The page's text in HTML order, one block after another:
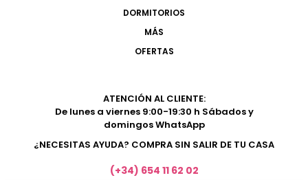
DORMITORIOS
MÁS
OFERTAS
ATENCIÓN AL CLIENTE:
De lunes a viernes 9:00-19:30 h Sábados y
domingos WhatsApp
¿NECESITAS AYUDA? COMPRA SIN SALIR DE TU CASA
(+34) 654 11 62 02